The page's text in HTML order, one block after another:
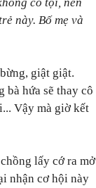
này. Bố mẹ và
giật giật.
bà hứa sẽ thay cô
Vậy mà giờ kết
lấy cớ ra mở
nhận cơ hội này